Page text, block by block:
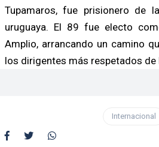
Tupamaros, fue prisionero de
uruguaya. El 89 fue electo
Amplio, arrancando un camino
los dirigentes más respetados de
Internacional